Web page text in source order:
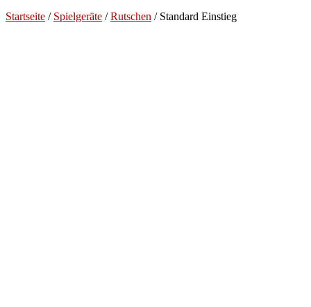
Startseite / Spielgeräte /Rutschen / Standard Einstieg